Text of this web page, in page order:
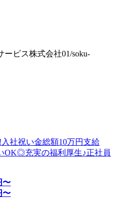
ービス株式会社01/soku-
社祝い金総額10万円支給
OK◎充実の福利厚生♪正社員
〜
〜